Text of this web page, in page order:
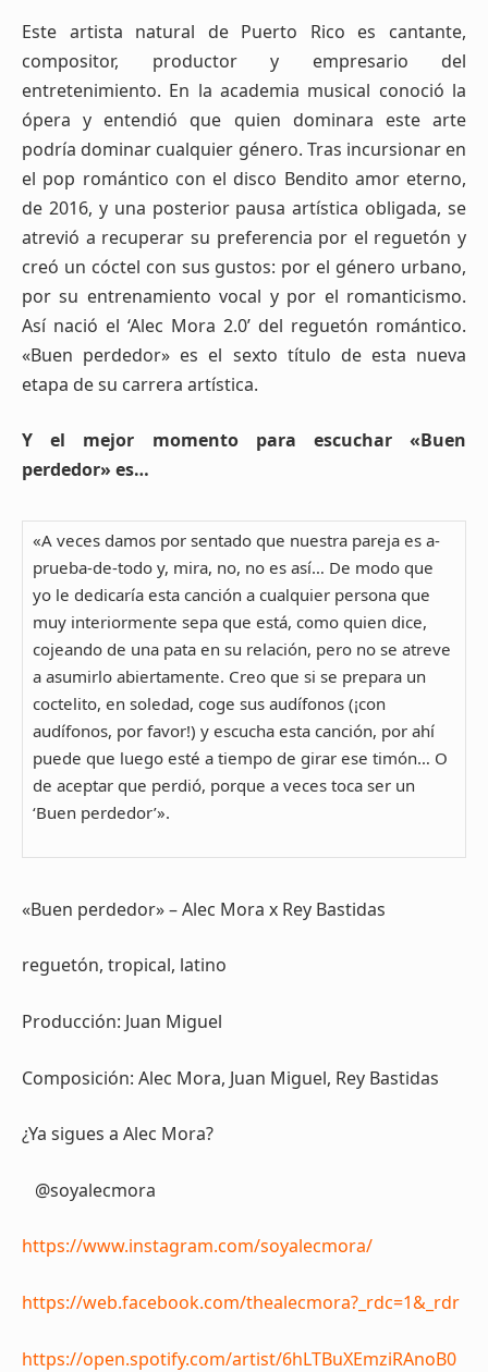
Este artista natural de Puerto Rico es cantante,
compositor, productor y empresario del
entretenimiento. En la academia musical conoció la
ópera y entendió que quien dominara este arte
podría dominar cualquier género. Tras incursionar en
el pop romántico con el disco Bendito amor eterno,
de 2016, y una posterior pausa artística obligada, se
atrevió a recuperar su preferencia por el reguetón y
creó un cóctel con sus gustos: por el género urbano,
por su entrenamiento vocal y por el romanticismo.
Así nació el ‘Alec Mora 2.0’ del reguetón romántico.
«Buen perdedor» es el sexto título de esta nueva
etapa de su carrera artística.
Y el mejor momento para escuchar «Buen
perdedor» es…
«A veces damos por sentado que nuestra pareja es a-
prueba-de-todo y, mira, no, no es así… De modo que
yo le dedicaría esta canción a cualquier persona que
muy interiormente sepa que está, como quien dice,
cojeando de una pata en su relación, pero no se atreve
a asumirlo abiertamente. Creo que si se prepara un
coctelito, en soledad, coge sus audífonos (¡con
audífonos, por favor!) y escucha esta canción, por ahí
puede que luego esté a tiempo de girar ese timón… O
de aceptar que perdió, porque a veces toca ser un
‘Buen perdedor’».
«Buen perdedor» – Alec Mora x Rey Bastidas
reguetón, tropical, latino
Producción: Juan Miguel
Composición: Alec Mora, Juan Miguel, Rey Bastidas
¿Ya sigues a Alec Mora?
@soyalecmora
https://www.instagram.com/soyalecmora/
https://web.facebook.com/thealecmora?_rdc=1&_rdr
https://open.spotify.com/artist/6hLTBuXEmziRAnoB0